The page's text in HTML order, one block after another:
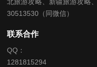
30513530（同微信）
联系合作
QQ：
1281815294